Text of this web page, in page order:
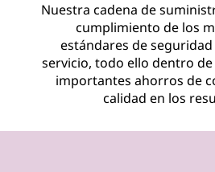
Nuestra cadena de
cumplimiento de los
estándares de seguridad
servicio, todo ello dentro
importantes ahorros de
calidad en los